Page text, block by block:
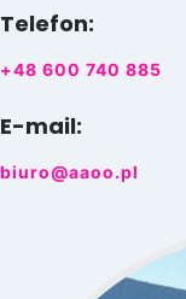
Telefon:
+48 600 740 885
E-mail:
biuro@aaoo.pl